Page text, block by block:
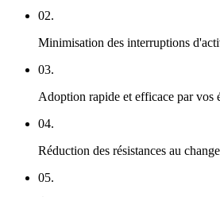
02.
Minimisation des interruptions
03.
Adoption rapide et efficace par vos
04.
Réduction des résistances au
05.